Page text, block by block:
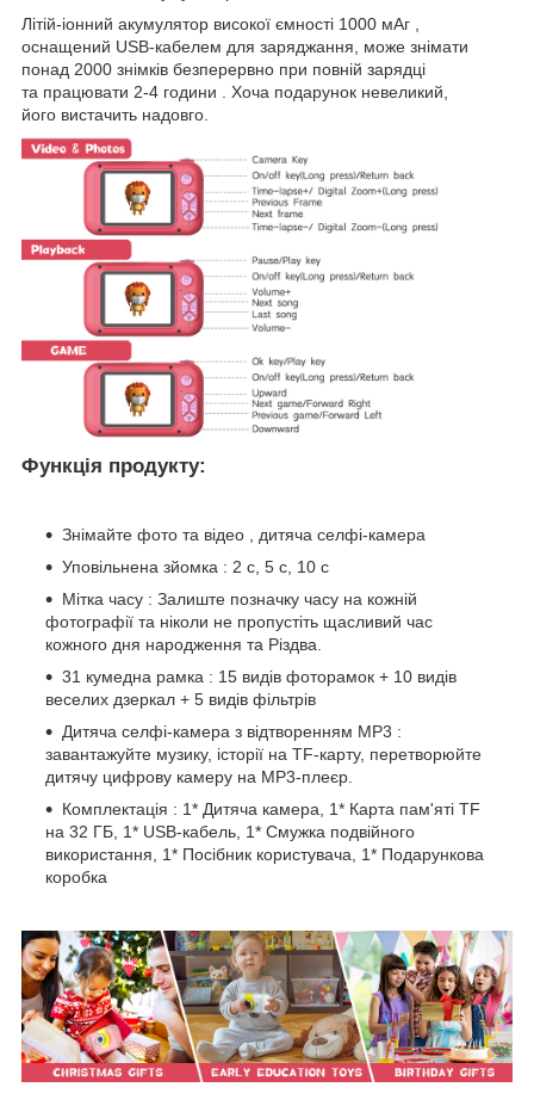
Літій-іонний акумулятор високої ємності 1000 мАг ,
оснащений USB-кабелем для заряджання, може знімати
понад 2000 знімків безперервно при повній зарядці
та працювати 2-4 години . Хоча подарунок невеликий,
його вистачить надовго.
Функція продукту:
Знімайте фото та відео , дитяча селфі-камера
Уповільнена зйомка : 2 с, 5 с, 10 с
Мітка часу : Залиште позначку часу на кожній
фотографії та ніколи не пропустіть щасливий час
кожного дня народження та Різдва.
31 кумедна рамка : 15 видів фоторамок + 10 видів
веселих дзеркал + 5 видів фільтрів
Дитяча селфі-камера з відтворенням MP3 :
завантажуйте музику, історії на TF-карту, перетворюйте
дитячу цифрову камеру на MP3-плеєр.
Комплектація : 1* Дитяча камера, 1* Карта пам'яті TF
на 32 ГБ, 1* USB-кабель, 1* Смужка подвійного
використання, 1* Посібник користувача, 1* Подарункова
коробка